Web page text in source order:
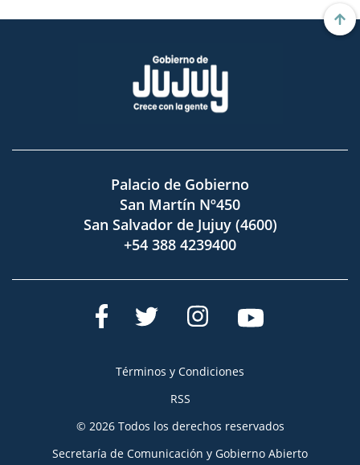
Palacio de Gobierno
San Martín Nº450
San Salvador de Jujuy (4600)
+54 388 4239400
Términos y Condiciones
RSS
© 2026 Todos los derechos reservados
Secretaría de Comunicación y Gobierno Abierto